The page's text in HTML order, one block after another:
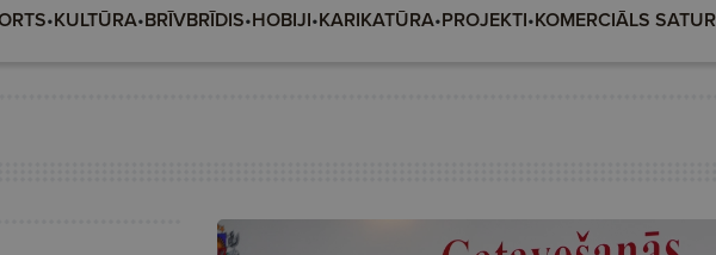
•KULTŪRA•BRĪVBRĪDIS•HOBIJI•KARIKATŪRA•PROJEKTI•KOMERCIĀLS